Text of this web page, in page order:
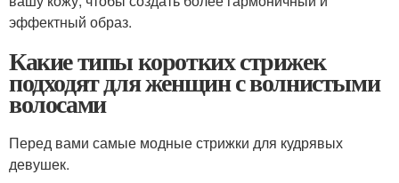
эффектный образ.
Какие типы коротких стрижек
подходят для женщин с волнистыми
волосами
Перед вами самые модные стрижки для кудрявых
девушек.